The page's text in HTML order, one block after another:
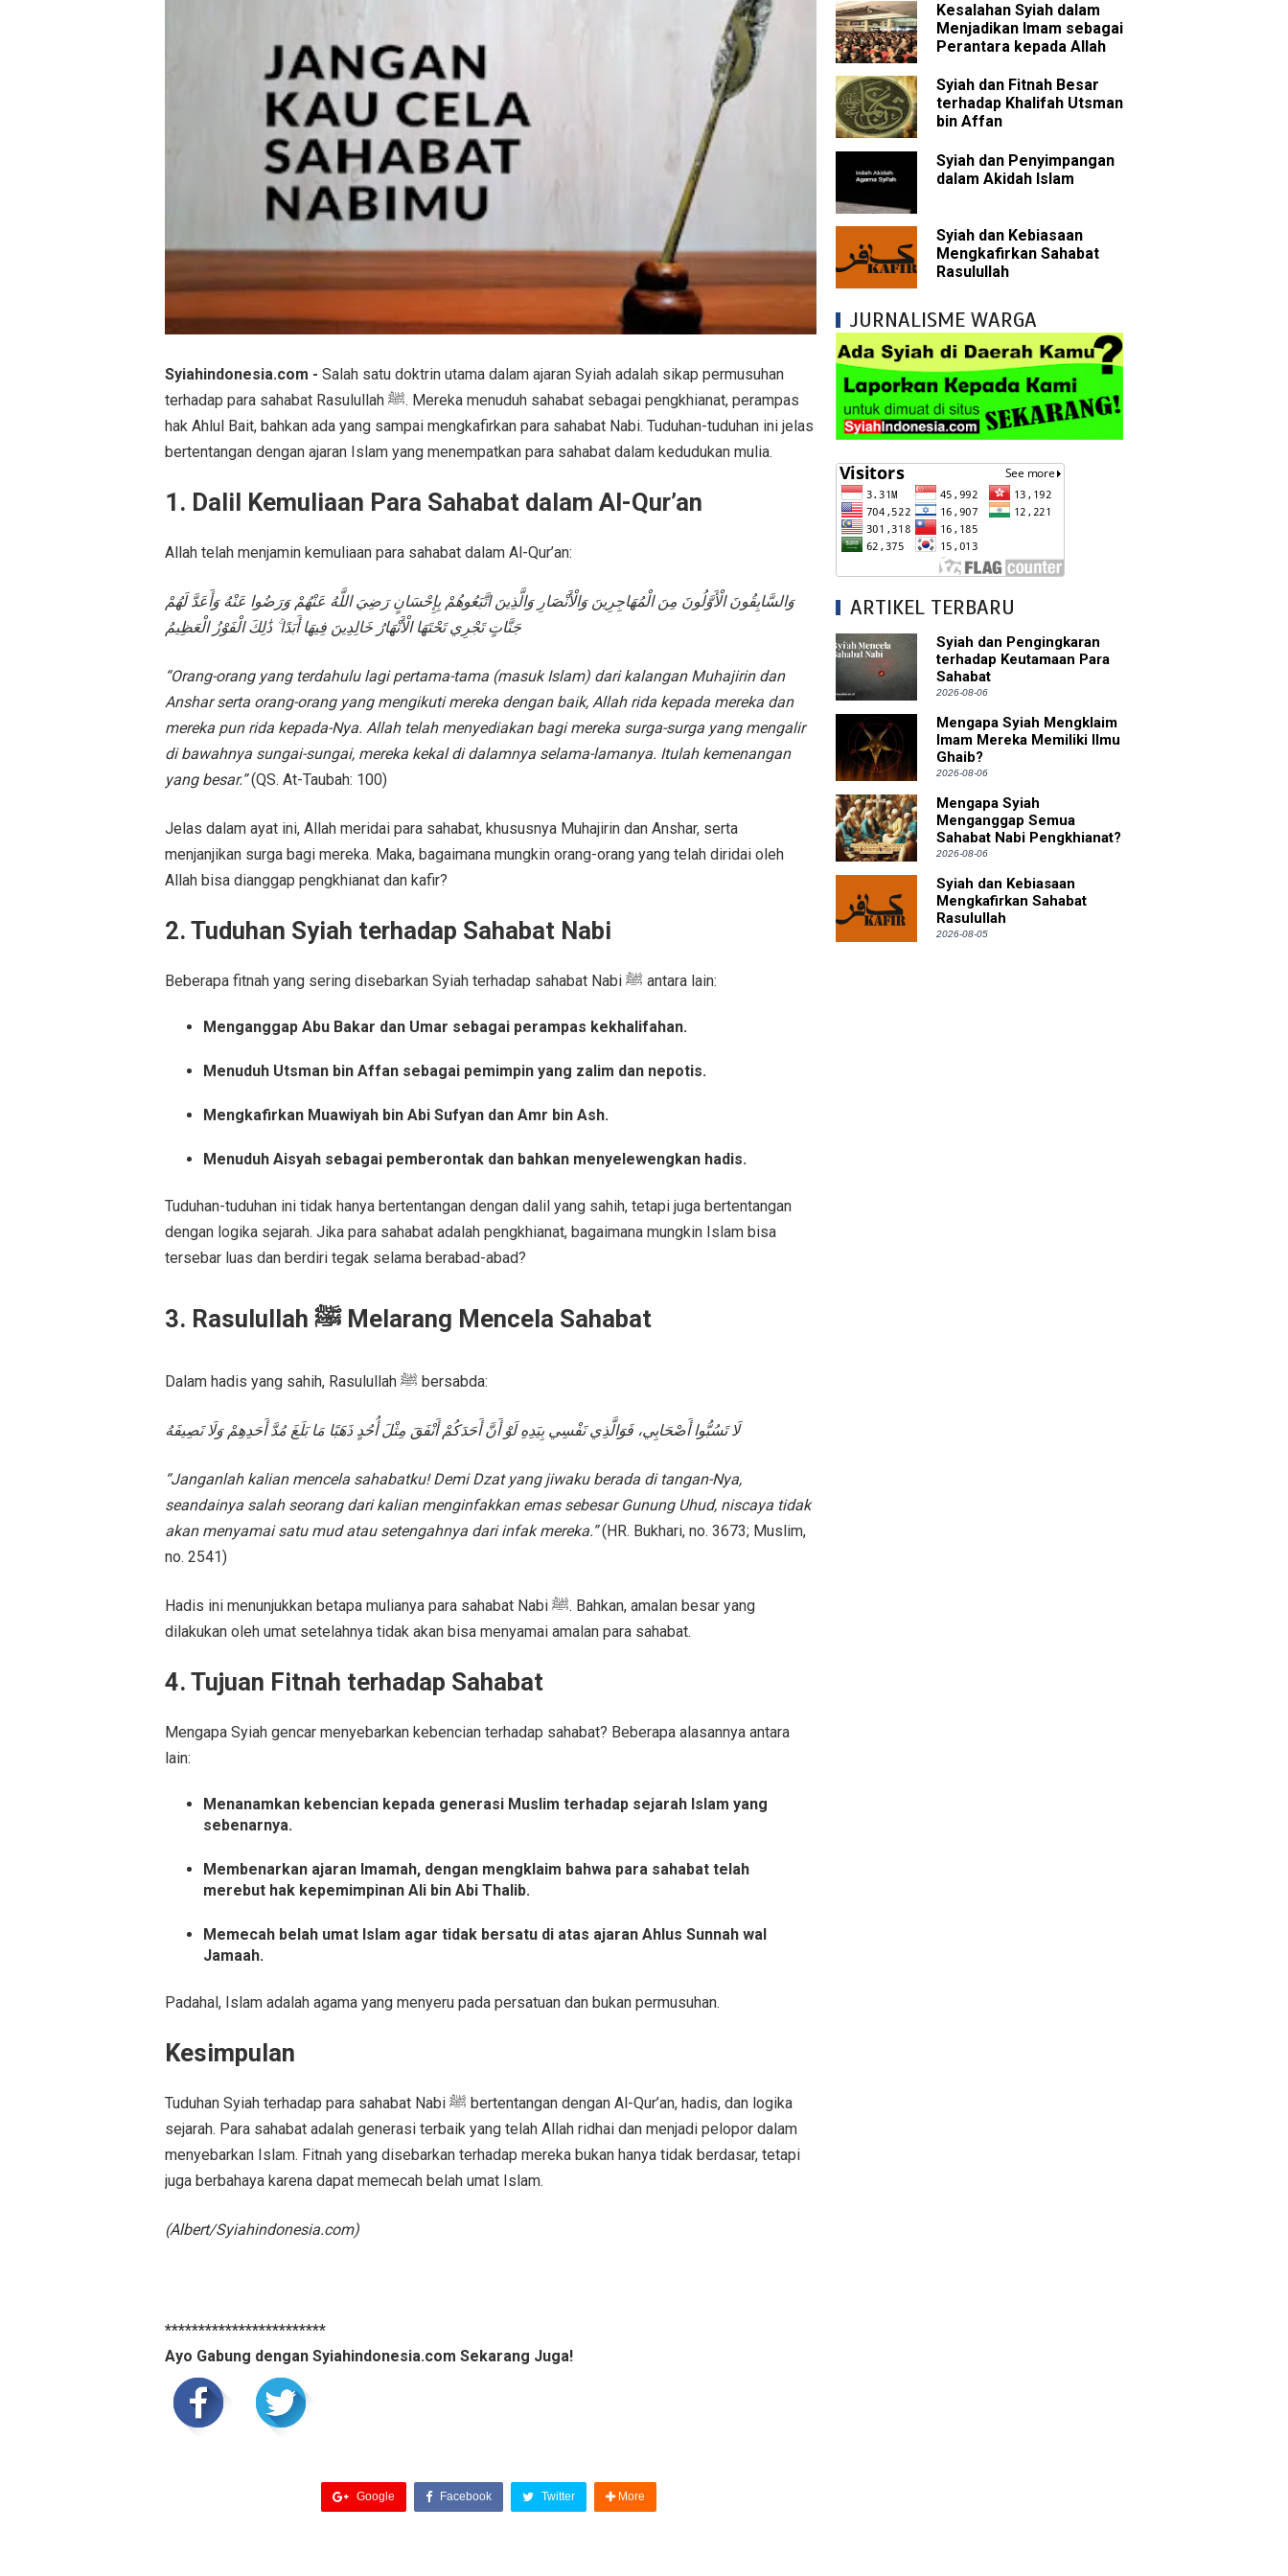
Syiah dan Penyimpangan dalam Akidah Islam
Kesalahan Syiah dalam Menyikapi Khalifah Abu Bakar
Syiah dan Konsep Imamah yang Tidak Masuk Akal dalam Islam
Syiah dan Ketidakkonsistenan dalam Konsep Mahdi
Syiah dan Kedustaan tentang Hak Kekhalifahan
Syiah dan Ketidakbenaran Ajarannya tentang Wilayah Imam
Syiah dan Kedustaan tentang Peristiwa Karbala
Syiah dan Upaya Merusak Ukhuwah Islamiyah
Syiah dan Klaim Palsu tentang Imam Mahdi yang Akan Muncul
Kesalahan Syiah dalam Menjadikan Imam sebagai Perantara kepada Allah
Mengapa Syiah Menganggap Ulama Sunni sebagai Musuh?
Syiahindonesia.com - Salah satu doktrin utama dalam ajaran Syiah adalah sikap permusuhan
terhadap para sahabat Rasulullah ﷺ. Mereka menuduh sahabat sebagai pengkhianat, perampas
hak Ahlul Bait, bahkan ada yang sampai mengkafirkan para sahabat Nabi. Tuduhan-tuduhan ini jelas
bertentangan dengan ajaran Islam yang menempatkan para sahabat dalam kedudukan mulia.
1. Dalil Kemuliaan Para Sahabat dalam Al-Qur’an
Allah telah menjamin kemuliaan para sahabat dalam Al-Qur’an:
وَالسَّابِقُونَ الْأَوَّلُونَ مِنَ الْمُهَاجِرِينَ وَالْأَنْصَارِ وَالَّذِينَ اتَّبَعُوهُمْ بِإِحْسَانٍ رَضِيَ اللَّهُ عَنْهُمْ وَرَضُوا عَنْهُ وَأَعَدَّ لَهُمْ
جَنَّاتٍ تَجْرِي تَحْتَهَا الْأَنْهَارُ خَالِدِينَ فِيهَا أَبَدًا ۚ ذَٰلِكَ الْفَوْزُ الْعَظِيمُ
“Orang-orang yang terdahulu lagi pertama-tama (masuk Islam) dari kalangan Muhajirin dan
Anshar serta orang-orang yang mengikuti mereka dengan baik, Allah rida kepada mereka dan
mereka pun rida kepada-Nya. Allah telah menyediakan bagi mereka surga-surga yang mengalir
di bawahnya sungai-sungai, mereka kekal di dalamnya selama-lamanya. Itulah kemenangan
yang besar.”(QS. At-Taubah: 100)
Jelas dalam ayat ini, Allah meridai para sahabat, khususnya Muhajirin dan Anshar, serta
menjanjikan surga bagi mereka. Maka, bagaimana mungkin orang-orang yang telah diridai oleh
Allah bisa dianggap pengkhianat dan kafir?
2. Tuduhan Syiah terhadap Sahabat Nabi
Beberapa fitnah yang sering disebarkan Syiah terhadap sahabat Nabi ﷺ antara lain:
Menganggap Abu Bakar dan Umar sebagai perampas kekhalifahan.
Menuduh Utsman bin Affan sebagai pemimpin yang zalim dan nepotis.
Mengkafirkan Muawiyah bin Abi Sufyan dan Amr bin Ash.
Menuduh Aisyah sebagai pemberontak dan bahkan menyelewengkan hadis.
Tuduhan-tuduhan ini tidak hanya bertentangan dengan dalil yang sahih, tetapi juga bertentangan
dengan logika sejarah. Jika para sahabat adalah pengkhianat, bagaimana mungkin Islam bisa
tersebar luas dan berdiri tegak selama berabad-abad?
3. Rasulullah ﷺ Melarang Mencela Sahabat
Dalam hadis yang sahih, Rasulullah ﷺ bersabda:
لَا تَسُبُّوا أَصْحَابِي، فَوَالَّذِي نَفْسِي بِيَدِهِ لَوْ أَنَّ أَحَدَكُمْ أَنْفَقَ مِثْلَ أُحُدٍ ذَهَبًا مَا بَلَغَ مُدَّ أَحَدِهِمْ وَلَا نَصِيفَهُ
“Janganlah kalian mencela sahabatku! Demi Dzat yang jiwaku berada di tangan-Nya,
seandainya salah seorang dari kalian menginfakkan emas sebesar Gunung Uhud, niscaya tidak
akan menyamai satu mud atau setengahnya dari infak mereka.”(HR. Bukhari, no. 3673; Muslim,
no. 2541)
Hadis ini menunjukkan betapa mulianya para sahabat Nabi ﷺ. Bahkan, amalan besar yang
dilakukan oleh umat setelahnya tidak akan bisa menyamai amalan para sahabat.
4. Tujuan Fitnah terhadap Sahabat
Mengapa Syiah gencar menyebarkan kebencian terhadap sahabat? Beberapa alasannya antara
lain:
Menanamkan kebencian kepada generasi Muslim terhadap sejarah Islam yang
sebenarnya.
Membenarkan ajaran Imamah, dengan mengklaim bahwa para sahabat telah
merebut hak kepemimpinan Ali bin Abi Thalib.
Memecah belah umat Islam agar tidak bersatu di atas ajaran Ahlus Sunnah wal
Jamaah.
Padahal, Islam adalah agama yang menyeru pada persatuan dan bukan permusuhan.
Kesimpulan
Tuduhan Syiah terhadap para sahabat Nabi ﷺ bertentangan dengan Al-Qur’an, hadis, dan logika
sejarah. Para sahabat adalah generasi terbaik yang telah Allah ridhai dan menjadi pelopor dalam
menyebarkan Islam. Fitnah yang disebarkan terhadap mereka bukan hanya tidak berdasar, tetapi
juga berbahaya karena dapat memecah belah umat Islam.
(Albert/Syiahindonesia.com)
************************
Ayo Gabung dengan Syiahindonesia.com Sekarang Juga!
Google Facebook Twitter More
Kesalahan Syiah dalam
Menjadikan Imam sebagai
Perantara kepada Allah
Syiah dan Fitnah Besar
terhadap Khalifah Utsman
bin Affan
Syiah dan Penyimpangan
dalam Akidah Islam
Syiah dan Kebiasaan
Mengkafirkan Sahabat
Rasulullah
JURNALISME WARGA
ARTIKEL TERBARU
Syiah dan Pengingkaran
terhadap Keutamaan Para
Sahabat
2026-08-06
Mengapa Syiah Mengklaim
Imam Mereka Memiliki Ilmu
Ghaib?
2026-08-06
Mengapa Syiah
Menganggap Semua
Sahabat Nabi Pengkhianat?
2026-08-06
Syiah dan Kebiasaan
Mengkafirkan Sahabat
Rasulullah
2026-08-05